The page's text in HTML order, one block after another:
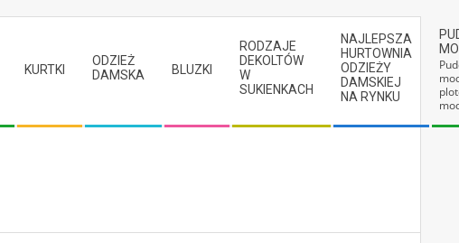
KURTKI
ODZIEŻ
DAMSKA
BLUZKI
RODZAJE
DEKOLTÓW
W
SUKIENKACH
NAJLEPSZA
HURTOWNIA
ODZIEŻY
DAMSKIEJ
NA RYNKU